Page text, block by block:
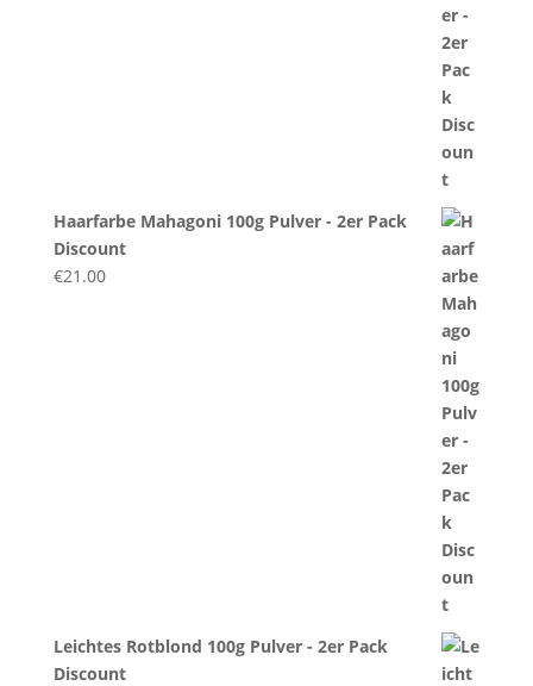
Haarfarbe Mahagoni 100g Pulver - 2er Pack
Discount
€21.00
Leichtes Rotblond 100g Pulver - 2er Pack
Discount